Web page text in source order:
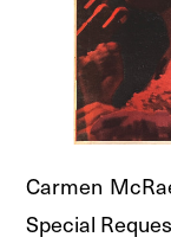
Carmen
Special